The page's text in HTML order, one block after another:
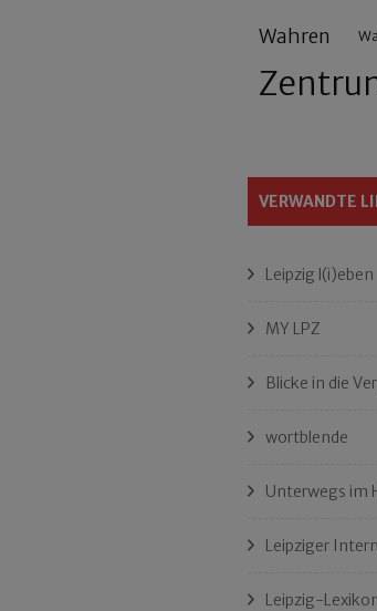
Wahren
VERWANDTE
Leipzig l(i)eben
MY LPZ
Blicke in die
wortblende
Unterwegs im
Leipziger
Leipzig-